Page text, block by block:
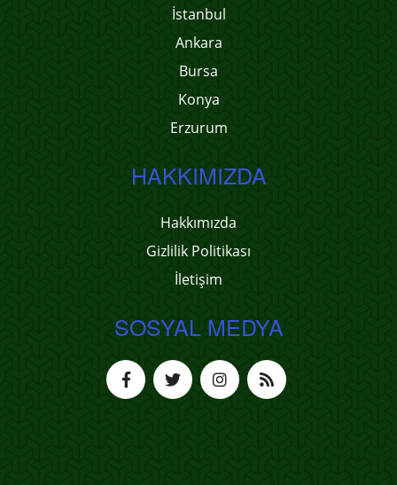
İstanbul
Ankara
Bursa
Konya
Erzurum
HAKKIMIZDA
Hakkımızda
Gizlilik Politikası
İletişim
SOSYAL MEDYA